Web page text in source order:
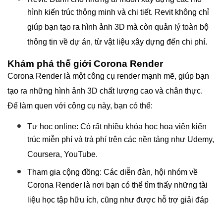
hình kiến trúc thông minh và chi tiết. Revit không chỉ
giúp bạn tạo ra hình ảnh 3D mà còn quản lý toàn bộ
thông tin về dự án, từ vật liệu xây dựng đến chi phí.
Khám phá thế giới Corona Render
Corona Render là một công cụ render mạnh mẽ, giúp bạn
tạo ra những hình ảnh 3D chất lượng cao và chân thực.
Để làm quen với công cụ này, bạn có thể:
Tự học online: Có rất nhiều khóa học họa viên kiến
trúc miễn phí và trả phí trên các nền tảng như Udemy,
Coursera, YouTube.
Tham gia cộng đồng: Các diễn đàn, hội nhóm về
Corona Render là nơi bạn có thể tìm thấy những tài
liệu học tập hữu ích, cũng như được hỗ trợ giải đáp